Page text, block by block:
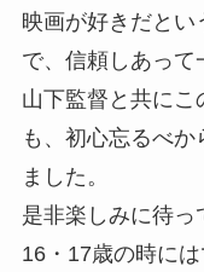
映画が好きだと
で、信頼しあって
山下監督と共にこ
も、初心忘るべ
ました。
是非楽しみに待っ
16・17歳の時に